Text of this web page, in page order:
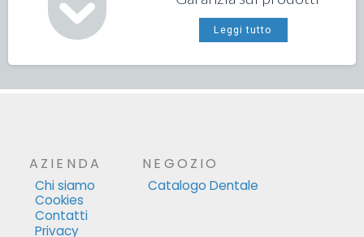
Leggi tutto
AZIENDA
Chi siamo
Cookies
Contatti
Privacy
NEGOZIO
Catalogo Dentale